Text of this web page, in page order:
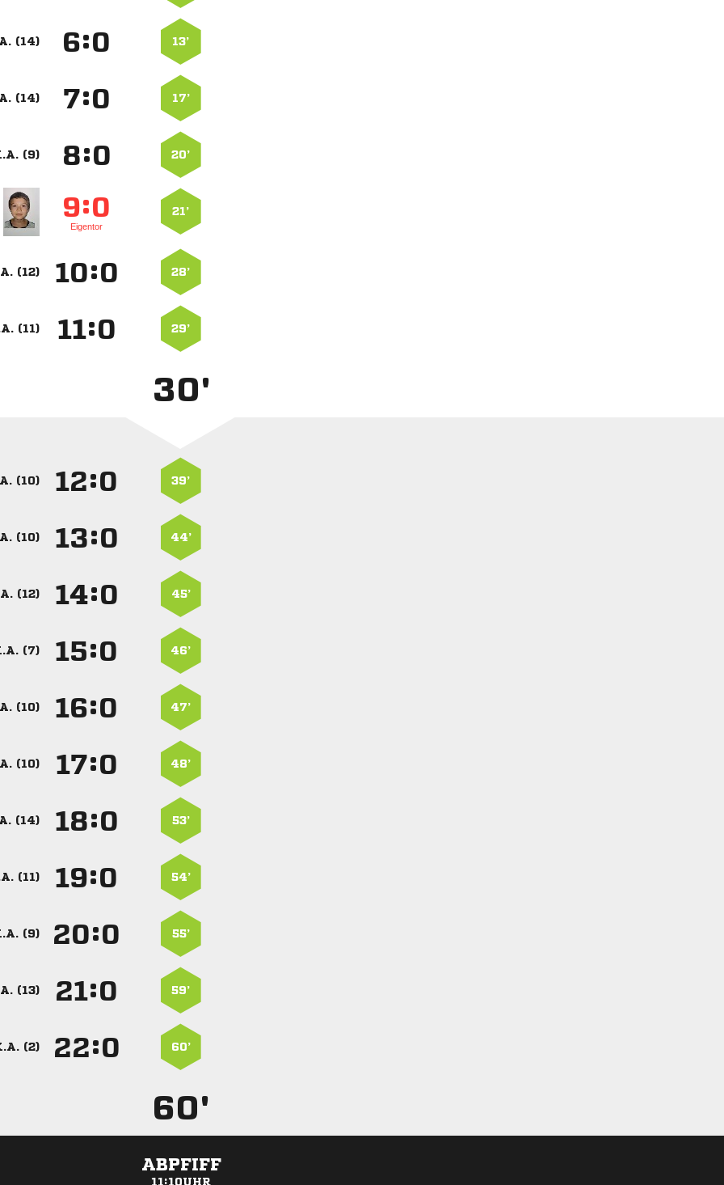
(14) : 13’
(14) : 17’
(9) : 20’
:
Eigentor
21’
(12) : 28’
(11) : 29’
30'
(10) : 39’
(10) : 44’
(12) : 45’
(7) : 46’
(10) : 47’
(10) : 48’
(14) : 53’
(11) : 54’
(9) : 55’
(13) : 59’
(2) : 60’
60'
ABPFIFF
11:10UHR